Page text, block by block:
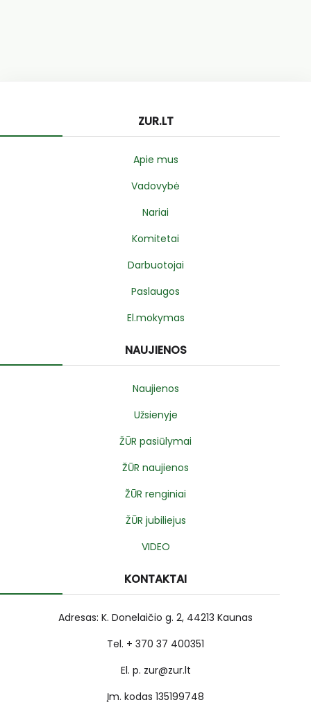
ZUR.LT
Apie mus
Vadovybė
Nariai
Komitetai
Darbuotojai
Paslaugos
El.mokymas
NAUJIENOS
Naujienos
Užsienyje
ŽŪR pasiūlymai
ŽŪR naujienos
ŽŪR renginiai
ŽŪR jubiliejus
VIDEO
KONTAKTAI
Adresas: K. Donelaičio g. 2, 44213 Kaunas
Tel. + 370 37 400351
El. p. zur@zur.lt
Įm. kodas 135199748